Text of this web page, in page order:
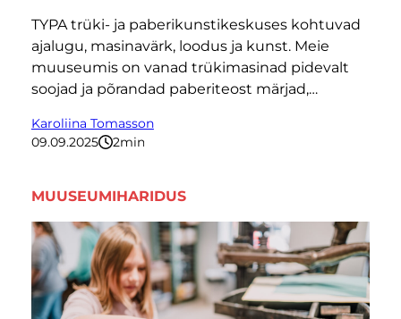
TYPA trüki- ja paberikunstikeskuses kohtuvad
ajalugu, masinavärk, loodus ja kunst. Meie
muuseumis on vanad trükimasinad pidevalt
soojad ja põrandad paberiteost märjad,…
Karoliina Tomasson
09.09.2025
2minutit
MUUSEUMIHARIDUS